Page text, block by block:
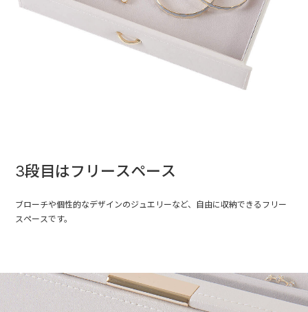
3段目はフリースペース
ブローチや個性的なデザインのジュエリーなど、自由に収納できるフリー
スペースです。